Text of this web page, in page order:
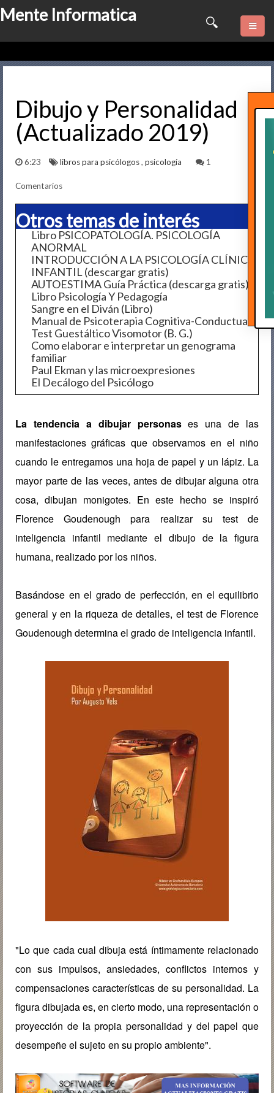
Mente Informatica
Quienes somos
Consulta Online
Software
Marketing
Series
Contactame
Dibujo y Personalidad
(Actualizado 2019)
6:23 libros para psicólogos, psicología 1
Comentarios
Otros temas de interés
Libro PSICOPATOLOGÍA. PSICOLOGÍA
ANORMAL
INTRODUCCIÓN A LA PSICOLOGÍA CLÍNICA
INFANTIL (descargar gratis)
AUTOESTIMA Guía Práctica (descarga gratis)
Libro Psicología Y Pedagogía
Sangre en el Diván (Libro)
Manual de Psicoterapia Cognitiva-Conductual
Test Guestáltico Visomotor (B. G.)
Como elaborar e interpretar un genograma
familiar
Paul Ekman y las microexpresiones
El Decálogo del Psicólogo
La tendencia a dibujar personases una de las
manifestaciones gráficas que observamos en el niño
cuando le entregamos una hoja de papel y un lápiz. La
mayor parte de las veces, antes de dibujar alguna otra
cosa, dibujan monigotes. En este hecho se inspiró
Florence Goudenough para realizar su test de
inteligencia infantil mediante el dibujo de la figura
humana, realizado por los niños.
Basándose en el grado de perfección, en el equilibrio
general y en la riqueza de detalles, el test de Florence
Goudenough determina el grado de inteligencia infantil.
"Lo que cada cual dibuja está íntimamente relacionado
con sus impulsos, ansiedades, conflictos internos y
compensaciones características de su personalidad. La
figura dibujada es, en cierto modo, una representación o
proyección de la propia personalidad y del papel que
desempeñe el sujeto en su propio ambiente".